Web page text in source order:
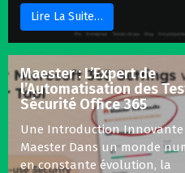
Lire La Suite…
Maester : L’Expert de
l’Automatisation des
Sécurité Office 365
Une Introduction Innovante
Maester Dans un monde
en constante évolution, la